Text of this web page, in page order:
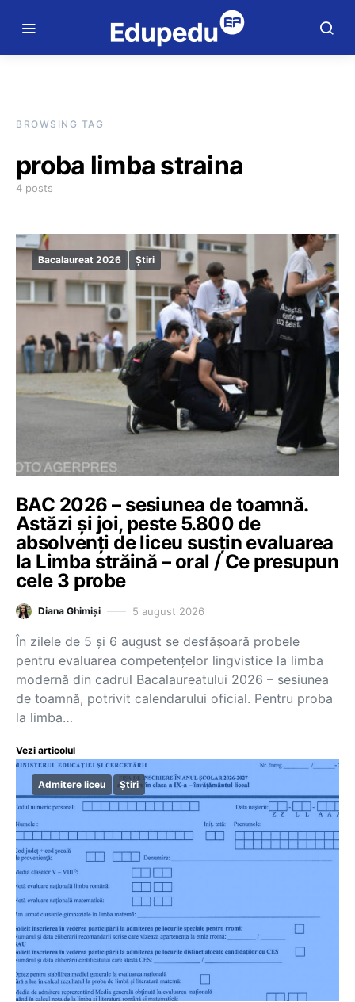
BROWSING TAG
proba limba straina
4 posts
Bacalaureat 2026 Știri
BAC 2026 – sesiunea de toamnă.
Astăzi și joi, peste 5.800 de
absolvenți de liceu susțin evaluarea
la Limba străină – oral / Ce presupun
cele 3 probe
Diana Ghimiși 5 august 2026
În zilele de 5 și 6 august se desfășoară probele
pentru evaluarea competențelor lingvistice la limba
modernă din cadrul Bacalaureatului 2026 – sesiunea
de toamnă, potrivit calendarului oficial. Pentru proba
la limba…
Vezi articolul
Admitere liceu Știri